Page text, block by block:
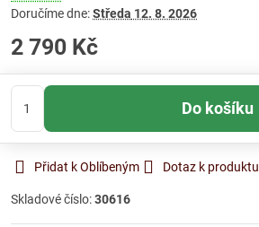
Doručíme dne:Středa 12. 8. 2026
2 790 Kč
Do košíku
Přidat k Oblíbeným Dotaz k produktu
Skladové číslo:30616